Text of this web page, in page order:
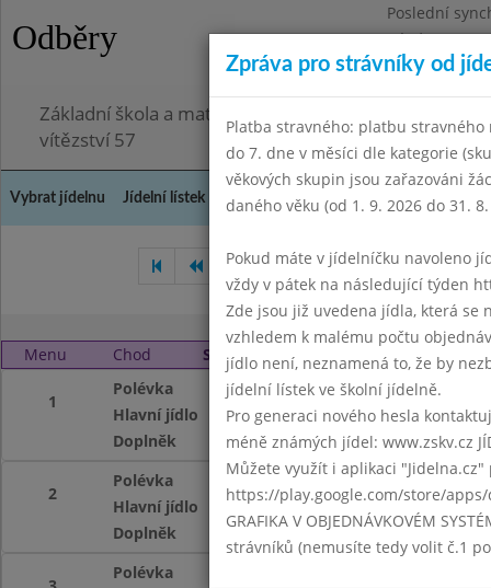
Odběry
Poslední
Pátek
Omezení
Základní škola a mateřská škola Chodov, Praha 4,
vítězství 57
Vybrat jídelnu Jídelní lístek Historie Kontakty a informace
Prosinec 2005 Leden 2006
Menu Chod Středa 1. 2. 2006
1
Polévka
vývar s těstovinou
Hlavní jídlo
vepřové na
Doplněk
mléko,čaj
2
Polévka
vývar s těstovinou
Hlavní jídlo
smažený květák,
Doplněk
mléko, čaj
Polévka
Zpráva pro strávníky od
Platba stravného: platbu stravného
do 7. dne v měsíci dle kategorie
věkových skupin jsou zařazováni
daného věku (od 1. 9. 2026 do 31.
Pokud máte v jídelníčku navoleno
vždy v pátek na následující týden
Zde jsou již uvedena jídla, která se
vzhledem k malému počtu
jídlo není, neznamená to, že by
jídelní lístek ve školní jídelně.
Pro generaci nového hesla
méně známých jídel: www.zskv.cz
Můžete využít i aplikaci
https://play.google.com/store/
GRAFIKA V OBJEDNÁVKOVÉM
strávníků (nemusíte tedy volit č.1